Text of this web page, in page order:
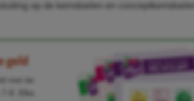
op de kerndoelen en conceptkerndoelen
geld
met de
8. Elke